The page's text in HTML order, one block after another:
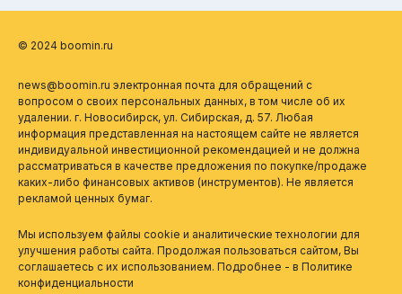
© 2024 boomin.ru
news@boomin.ru электронная почта для обращений с
вопросом о своих персональных данных, в том числе об их
удалении. г. Новосибирск, ул. Сибирская, д. 57. Любая
информация представленная на настоящем сайте не является
индивидуальной инвестиционной рекомендацией и не должна
рассматриваться в качестве предложения по покупке/продаже
каких-либо финансовых активов (инструментов). Не является
рекламой ценных бумаг.
Мы используем файлы cookie и аналитические технологии для
улучшения работы сайта. Продолжая пользоваться сайтом, Вы
соглашаетесь с их использованием. Подробнее - в Политике
конфиденциальности